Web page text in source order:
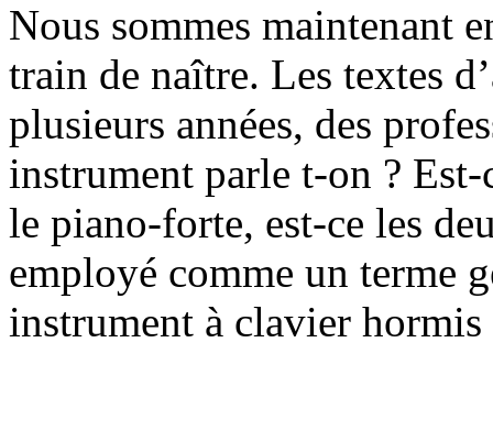
Nous sommes maintenant
train de naître. Les textes
plusieurs années, des
instrument parle t-on ?
le piano-forte, est-ce les
employé comme un terme
instrument à clavier hormis